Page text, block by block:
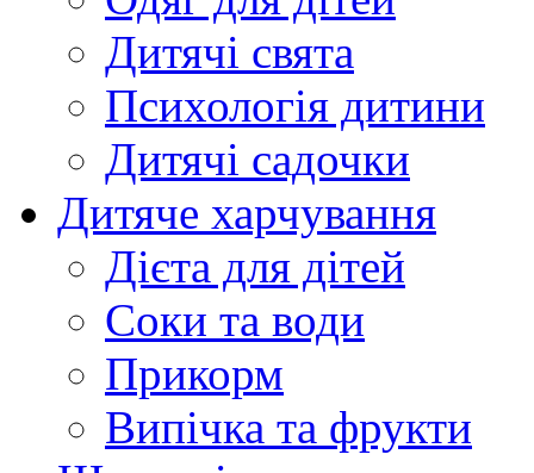
Дитячі свята
Психологія дитини
Дитячі садочки
Дитяче харчування
Дієта для дітей
Соки та води
Прикорм
Випічка та фрукти